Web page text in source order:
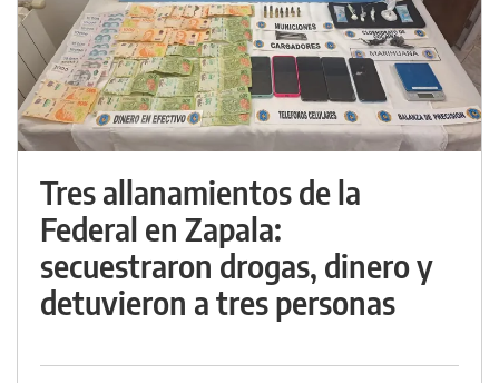
Tres allanamientos de la
Federal en Zapala:
secuestraron drogas, dinero y
detuvieron a tres personas